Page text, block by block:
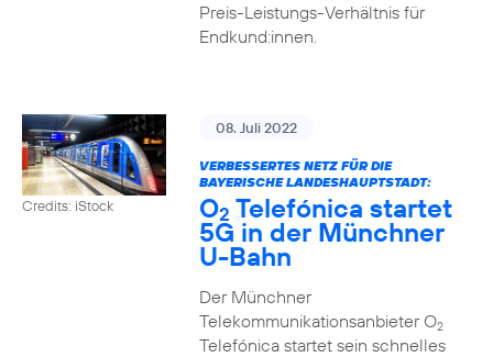
Preis-Leistungs-Verhältnis für
Endkund:innen.
Credits: iStock
08. Juli 2022
VERBESSERTES NETZ FÜR DIE
BAYERISCHE LANDESHAUPTSTADT:
O2 Telefónica startet
5G in der Münchner
U-Bahn
Der Münchner
Telekommunikationsanbieter O2
Telefónica startet sein schnelles